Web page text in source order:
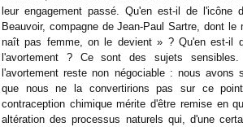
leur engagement passé. Qu'en est-il de l'icône
Beauvoir, compagne de Jean-Paul Sartre, dont
naît pas femme, on le devient » ? Qu'en est-il
l'avortement ? Ce sont des sujets sensibles.
l'avortement reste non négociable : nous avons
que nous ne la convertirions pas sur ce
contraception chimique mérite d'être remise en
altération des processus naturels qui, d'une